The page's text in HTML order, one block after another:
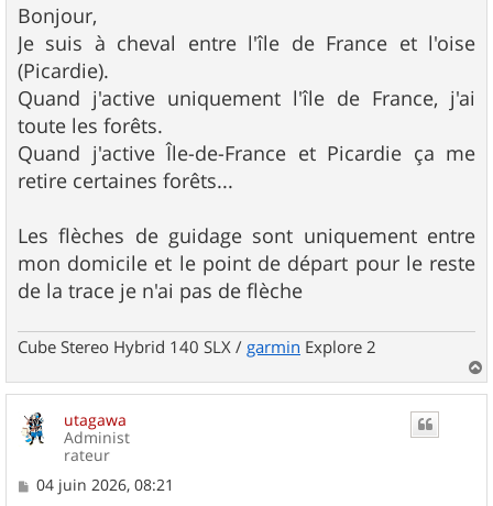
s
s
a
g
e
Bonjour,
Je suis à cheval entre l'île de France et l'oise
(Picardie).
Quand j'active uniquement l'île de France, j'ai
toute les forêts.
Quand j'active Île-de-France et Picardie ça me
retire certaines forêts...
Les flèches de guidage sont uniquement entre
mon domicile et le point de départ pour le reste
de la trace je n'ai pas de flèche
Cube Stereo Hybrid 140 SLX / garmin Explore 2
a
utagawa
Administ
rateur
M
04 juin 2026, 08:21